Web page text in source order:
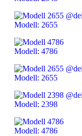
Modell: 2655
Modell: 4786
Modell: 2655
Modell: 2398
Modell: 4786